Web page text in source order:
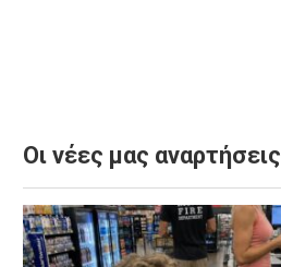
Οι νέες μας αναρτήσεις